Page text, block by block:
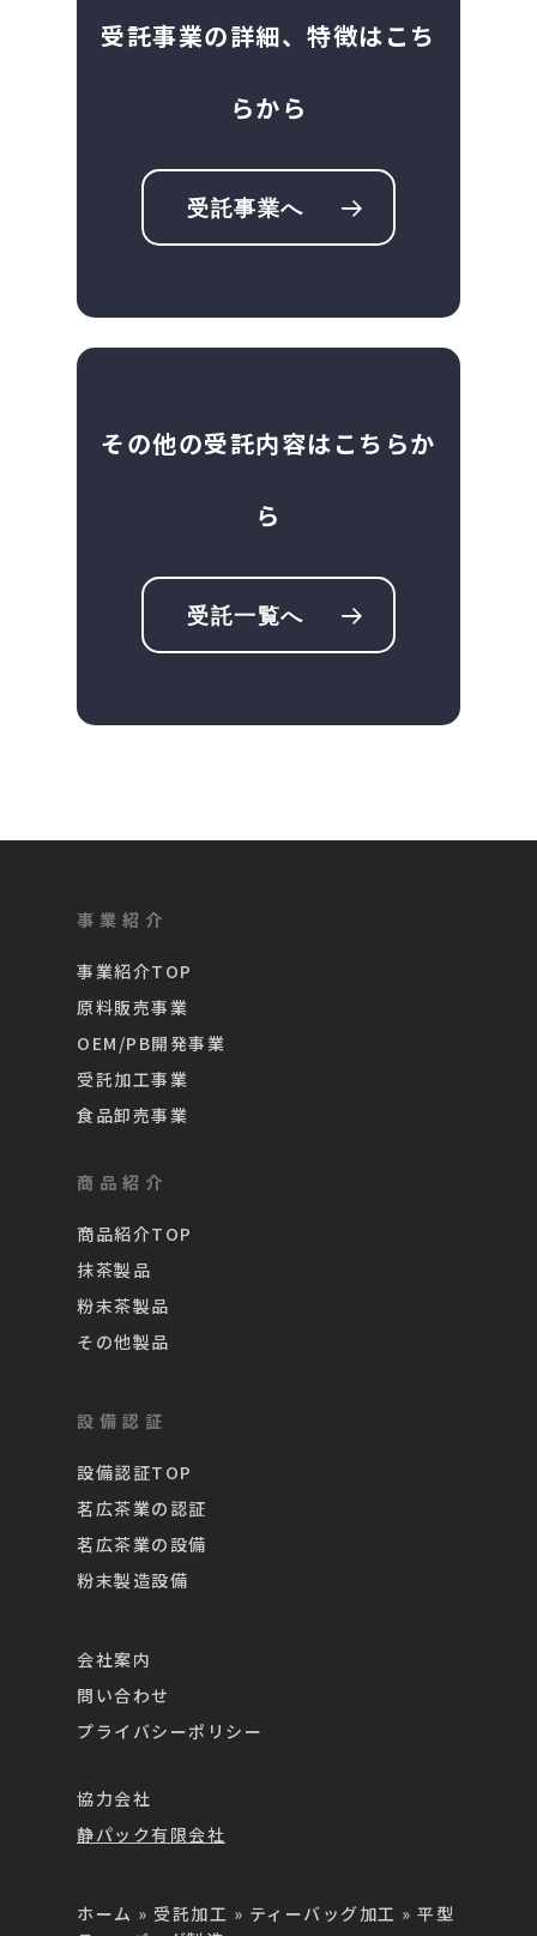
受託事業の詳細、特徴はこち
らから
受託事業へ
その他の受託内容はこちらか
ら
受託一覧へ
事業紹介
事業紹介TOP
原料販売事業
OEM/PB開発事業
受託加工事業
食品卸売事業
商品紹介
商品紹介TOP
抹茶製品
粉末茶製品
その他製品
設備認証
設備認証TOP
茗広茶業の認証
茗広茶業の設備
粉末製造設備
会社案内
問い合わせ
プライバシーポリシー
協力会社
静パック有限会社
ホーム » 受託加工 » ティーバッグ加工 » 平型